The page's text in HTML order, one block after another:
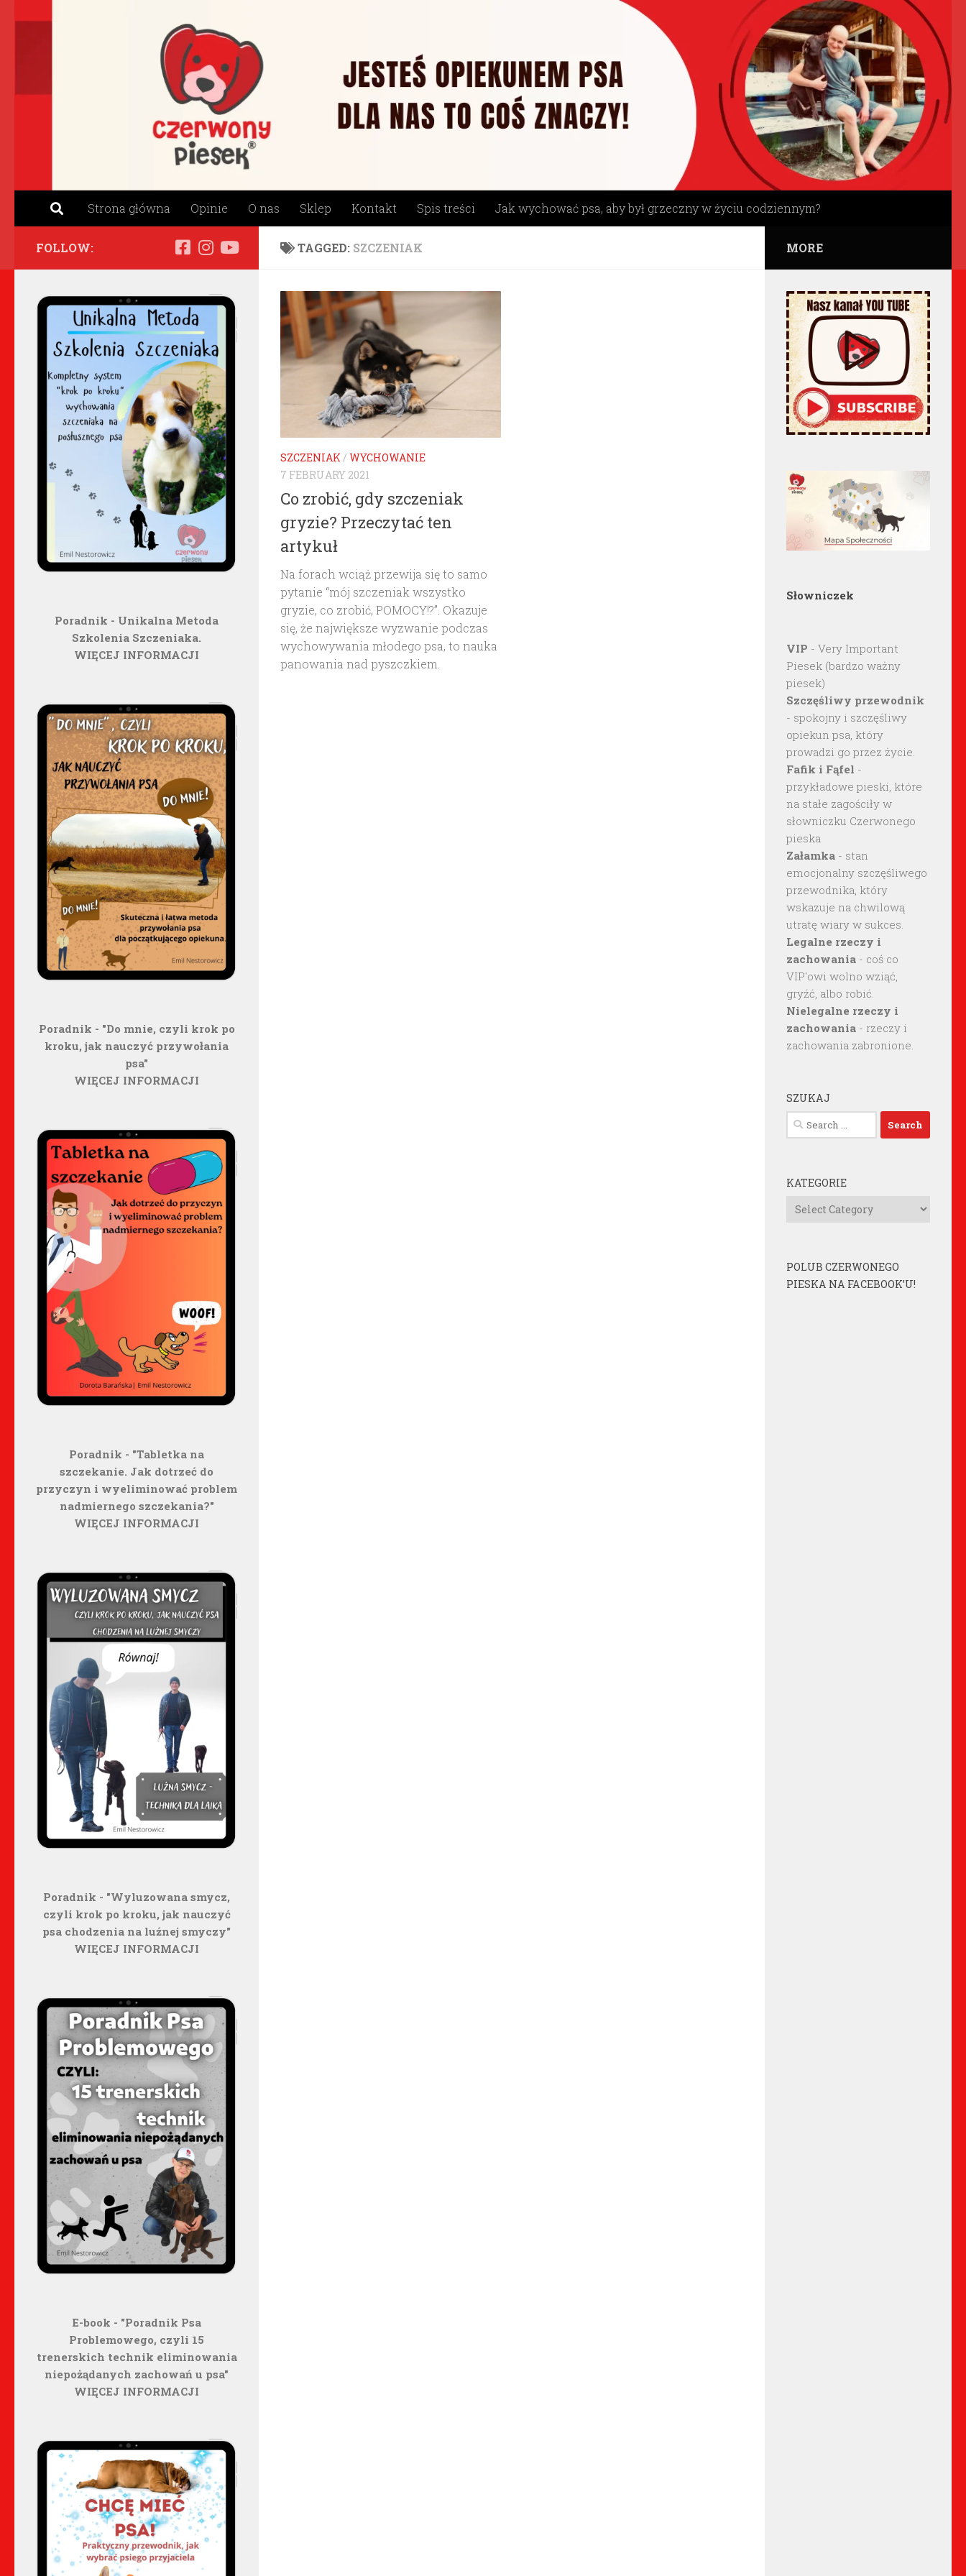
Skip to content
Strona główna Opinie O nas Sklep Kontakt Spis treści Jak wychować psa, aby był grzeczny w życiu codziennym?
TAGGED: SZCZENIAK
SZCZENIAK / WYCHOWANIE
7 FEBRUARY 2021
Co zrobić, gdy szczeniak
gryzie? Przeczytać ten
artykuł
Na forach wciąż przewija się to samo
pytanie “mój szczeniak wszystko
gryzie, co zrobić, POMOCY!?”. Okazuje
się, że największe wyzwanie podczas
wychowywania młodego psa, to nauka
panowania nad pyszczkiem.
FOLLOW:
Poradnik - Unikalna Metoda
Szkolenia Szczeniaka.
WIĘCEJ INFORMACJI
Poradnik - "Do mnie, czyli krok po
kroku, jak nauczyć przywołania
psa"
WIĘCEJ INFORMACJI
Poradnik - "Tabletka na
szczekanie. Jak dotrzeć do
przyczyn i wyeliminować problem
nadmiernego szczekania?"
WIĘCEJ INFORMACJI
Poradnik - "Wyluzowana smycz,
czyli krok po kroku, jak nauczyć
psa chodzenia na luźnej smyczy"
WIĘCEJ INFORMACJI
E-book - "Poradnik Psa
Problemowego, czyli 15
trenerskich technik eliminowania
niepożądanych zachowań u psa"
WIĘCEJ INFORMACJI
MORE
Słowniczek
VIP - Very Important
Piesek (bardzo ważny
piesek)
Szczęśliwy przewodnik
- spokojny i szczęśliwy
opiekun psa, który
prowadzi go przez życie.
Fafik i Fąfel -
przykładowe pieski, które
na stałe zagościły w
słowniczku Czerwonego
pieska
Załamka - stan
emocjonalny szczęśliwego
przewodnika, który
wskazuje na chwilową
utratę wiary w sukces.
Legalne rzeczy i
zachowania - coś co
VIP'owi wolno wziąć,
gryźć, albo robić.
Nielegalne rzeczy i
zachowania - rzeczy i
zachowania zabronione.
SZUKAJ
Search
for:
KATEGORIE
Kategorie
POLUB CZERWONEGO
PIESKA NA FACEBOOK’U!